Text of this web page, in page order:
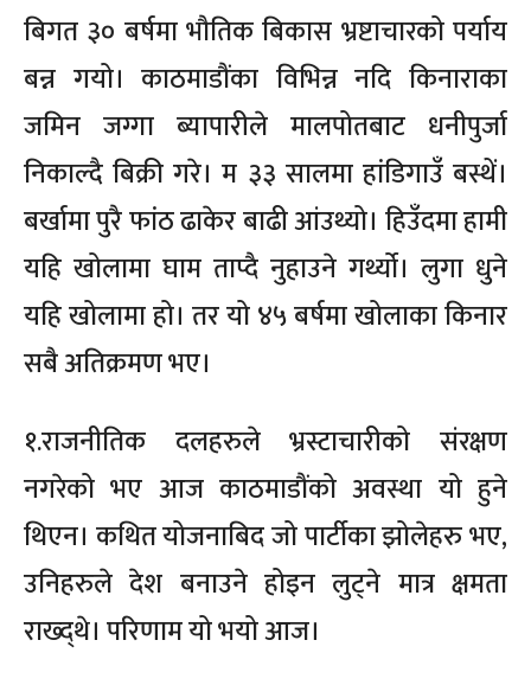
बिगत ३० बर्षमा भौतिक बिकास भ्रष्टाचारको पर्याय
बन्न गयो। काठमाडौंका विभिन्न नदि किनाराका
जमिन जग्गा ब्यापारीले मालपोतबाट धनीपुर्जा
निकाल्दै बिक्री गरे। म ३३ सालमा हांडिगाउँ बस्थें।
बर्खामा पुरै फांठ ढाकेर बाढी आंउथ्यो। हिउँदमा हामी
यहि खोलामा घाम ताप्दै नुहाउने गर्थ्यो। लुगा धुने
यहि खोलामा हो। तर यो ४५ बर्षमा खोलाका किनार
सबै अतिक्रमण भए।
१.राजनीतिक दलहरुले भ्रस्टाचारीको संरक्षण
नगरेको भए आज काठमाडौंको अवस्था यो हुने
थिएन। कथित योजनाबिद जो पार्टीका झोलेहरु भए,
उनिहरुले देश बनाउने होइन लुट्ने मात्र क्षमता
राख्द्थे। परिणाम यो भयो आज।